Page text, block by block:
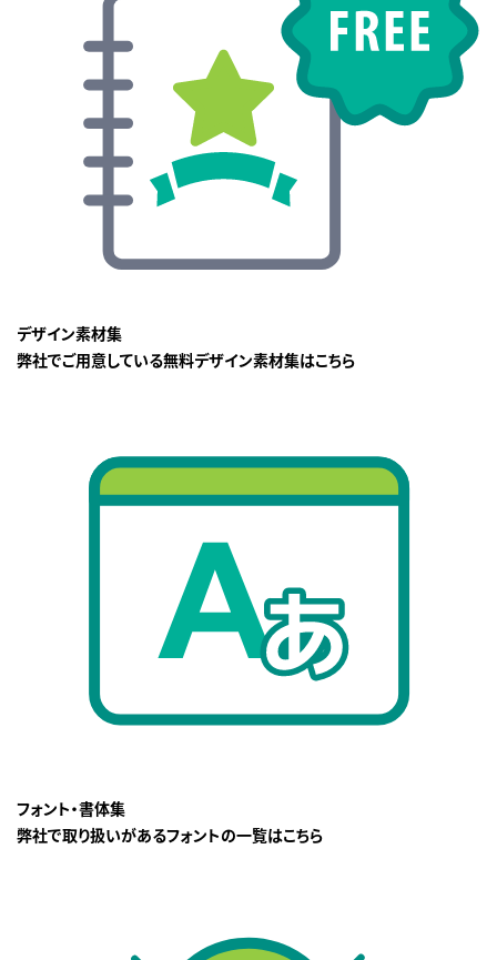
デザイン素材集
弊社でご用意している無料デザイン素材集はこちら
フォント・書体集
弊社で取り扱いがあるフォントの一覧はこちら